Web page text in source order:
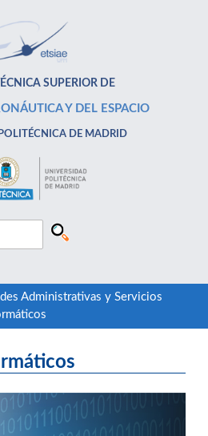
SUPERIOR DE
Y DEL ESPACIO
DE MADRID
Administrativas y Servicios